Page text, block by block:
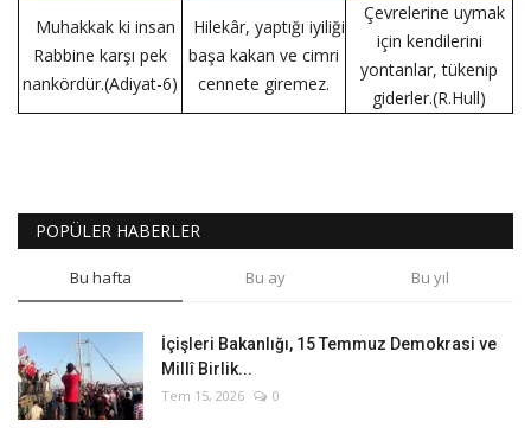
Muhakkak ki insan
Rabbine karşı pek
nankördür.(Adiyat-6)
Hilekâr, yaptığı iyiliği
başa kakan ve cimri
cennete giremez.
Çevrelerine uymak
için kendilerini
yontanlar, tükenip
giderler.(R.Hull)
POPÜLER HABERLER
Bu hafta Bu ay Bu yıl
İçişleri Bakanlığı, 15 Temmuz Demokrasi ve
Millî Birlik...
Tem 15, 2026 0